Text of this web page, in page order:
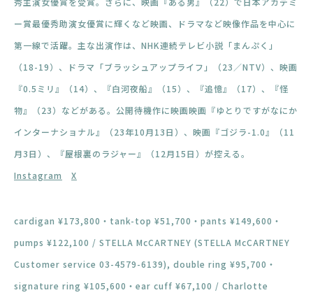
ー賞最優秀助演女優賞に輝くなど映画、ドラマなど映像作品を中心に
第一線で活躍。主な出演作は、NHK連続テレビ小説「まんぷく」
（18-19）、ドラマ「ブラッシュアップライフ」（23／NTV）、映画
『0.5ミリ』（14）、『白河夜船』（15）、『追憶』（17）、『怪
物』（23）などがある。公開待機作に映画映画『ゆとりですがなにか
インターナショナル』（23年10月13日）、映画『ゴジラ-1.0』（11
月3日）、『屋根裏のラジャー』（12月15日）が控える。
Instagram
X
cardigan ¥173,800・tank-top ¥51,700・pants ¥149,600・
pumps ¥122,100 / STELLA McCARTNEY (STELLA McCARTNEY
Customer service 03-4579-6139), double ring ¥95,700・
signature ring ¥105,600・ear cuff ¥67,100 / Charlotte